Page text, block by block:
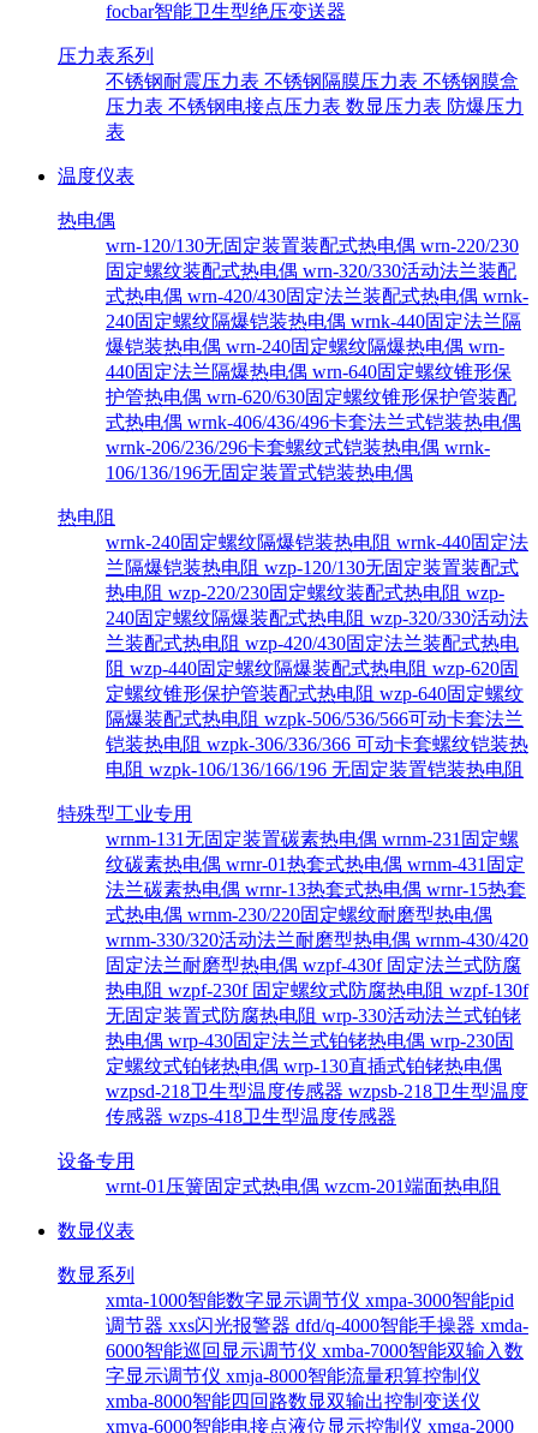
focbar智能卫生型绝压变送器
压力表系列
不锈钢耐震压力表 不锈钢隔膜压力表 不锈钢膜盒
压力表 不锈钢电接点压力表 数显压力表 防爆压力
表
温度仪表
热电偶
wrn-120/130无固定装置装配式热电偶 wrn-220/230
固定螺纹装配式热电偶 wrn-320/330活动法兰装配
式热电偶 wrn-420/430固定法兰装配式热电偶 wrnk-
240固定螺纹隔爆铠装热电偶 wrnk-440固定法兰隔
爆铠装热电偶 wrn-240固定螺纹隔爆热电偶 wrn-
440固定法兰隔爆热电偶 wrn-640固定螺纹锥形保
护管热电偶 wrn-620/630固定螺纹锥形保护管装配
式热电偶 wrnk-406/436/496卡套法兰式铠装热电偶
wrnk-206/236/296卡套螺纹式铠装热电偶 wrnk-
106/136/196无固定装置式铠装热电偶
热电阻
wrnk-240固定螺纹隔爆铠装热电阻 wrnk-440固定法
兰隔爆铠装热电阻 wzp-120/130无固定装置装配式
热电阻 wzp-220/230固定螺纹装配式热电阻 wzp-
240固定螺纹隔爆装配式热电阻 wzp-320/330活动法
兰装配式热电阻 wzp-420/430固定法兰装配式热电
阻 wzp-440固定螺纹隔爆装配式热电阻 wzp-620固
定螺纹锥形保护管装配式热电阻 wzp-640固定螺纹
隔爆装配式热电阻 wzpk-506/536/566可动卡套法兰
铠装热电阻 wzpk-306/336/366 可动卡套螺纹铠装热
电阻 wzpk-106/136/166/196 无固定装置铠装热电阻
特殊型工业专用
wrnm-131无固定装置碳素热电偶 wrnm-231固定螺
纹碳素热电偶 wrnr-01热套式热电偶 wrnm-431固定
法兰碳素热电偶 wrnr-13热套式热电偶 wrnr-15热套
式热电偶 wrnm-230/220固定螺纹耐磨型热电偶
wrnm-330/320活动法兰耐磨型热电偶 wrnm-430/420
固定法兰耐磨型热电偶 wzpf-430f 固定法兰式防腐
热电阻 wzpf-230f 固定螺纹式防腐热电阻 wzpf-130f
无固定装置式防腐热电阻 wrp-330活动法兰式铂铑
热电偶 wrp-430固定法兰式铂铑热电偶 wrp-230固
定螺纹式铂铑热电偶 wrp-130直插式铂铑热电偶
wzpsd-218卫生型温度传感器 wzpsb-218卫生型温度
传感器 wzps-418卫生型温度传感器
设备专用
wrnt-01压簧固定式热电偶 wzcm-201端面热电阻
数显仪表
数显系列
xmta-1000智能数字显示调节仪 xmpa-3000智能pid
调节器 xxs闪光报警器 dfd/q-4000智能手操器 xmda-
6000智能巡回显示调节仪 xmba-7000智能双输入数
字显示调节仪 xmja-8000智能流量积算控制仪
xmba-8000智能四回路数显双输出控制变送仪
xmya-6000智能电接点液位显示控制仪 xmga-2000